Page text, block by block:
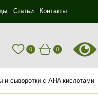
Статьи Контакты
0 0
и сыворотки с AHA кислотами